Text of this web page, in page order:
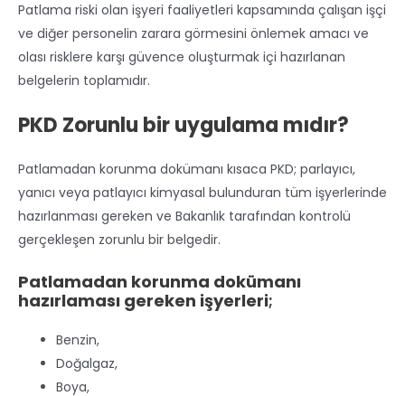
Patlama riski olan işyeri faaliyetleri kapsamında çalışan işçi
ve diğer personelin zarara görmesini önlemek amacı ve
olası risklere karşı güvence oluşturmak içi hazırlanan
belgelerin toplamıdır.
PKD Zorunlu bir uygulama mıdır?
Patlamadan korunma dokümanı kısaca PKD; parlayıcı,
yanıcı veya patlayıcı kimyasal bulunduran tüm işyerlerinde
hazırlanması gereken ve Bakanlık tarafından kontrolü
gerçekleşen zorunlu bir belgedir.
Patlamadan korunma dokümanı
hazırlaması gereken işyerleri;
Benzin,
Doğalgaz,
Boya,